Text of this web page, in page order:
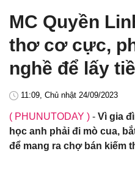
MC Quyền
thơ cơ cực,
nghề để lấy
11:09, Chủ nhật 24/09/2023
( PHUNUTODAY ) - Vì gia
học anh phải đi mò cua,
để mang ra chợ bán kiếm